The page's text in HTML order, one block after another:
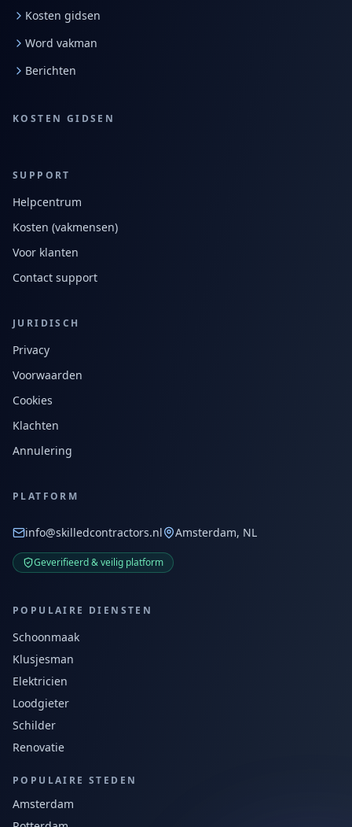
Kosten gidsen
Word vakman
Berichten
KOSTEN GIDSEN
SUPPORT
Helpcentrum
Kosten (vakmensen)
Voor klanten
Contact support
JURIDISCH
Privacy
Voorwaarden
Cookies
Klachten
Annulering
PLATFORM
info@skilledcontractors.nl Amsterdam, NL
Geverifieerd & veilig platform
POPULAIRE DIENSTEN
Schoonmaak
Klusjesman
Elektricien
Loodgieter
Schilder
Renovatie
POPULAIRE STEDEN
Amsterdam